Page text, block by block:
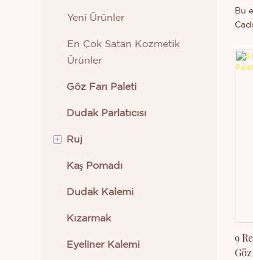
Yeni Ürünler
En Çok Satan Kozmetik
Ürünler
Göz Farı Paleti
Dudak Parlatıcısı
+ Ruj
Krem Ruj
Sıvı Ruj
Kaş Pomadı
Dudak Kalemi
Kızarmak
Eyeliner Kalemi
Bu
9